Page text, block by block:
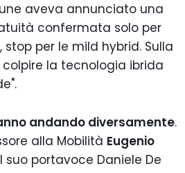
aveva annunciato una
confermata solo per
per le mild hybrid. Sulla
la tecnologia ibrida
andando diversamente.
alla Mobilità Eugenio
suo portavoce Daniele De